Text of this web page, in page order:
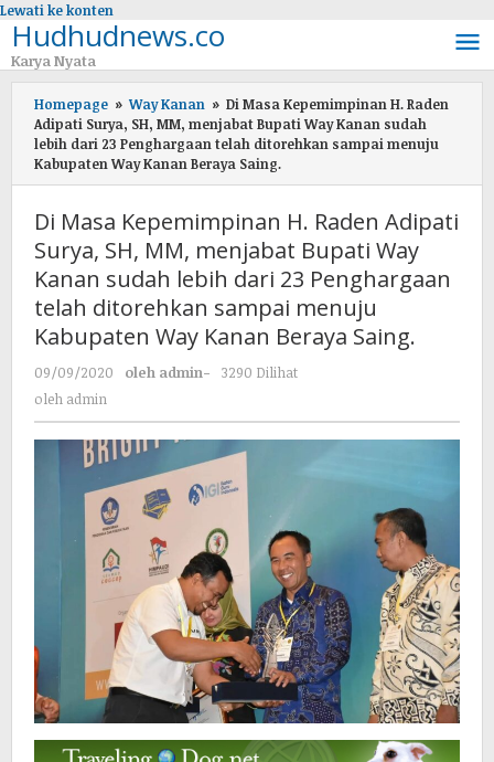
Lewati ke konten
Hudhudnews.co
Karya Nyata
Homepage » Way Kanan » Di Masa Kepemimpinan H. Raden
Adipati Surya, SH, MM, menjabat Bupati Way Kanan sudah
lebih dari 23 Penghargaan telah ditorehkan sampai menuju
Kabupaten Way Kanan Beraya Saing.
Di Masa Kepemimpinan H. Raden Adipati
Surya, SH, MM, menjabat Bupati Way
Kanan sudah lebih dari 23 Penghargaan
telah ditorehkan sampai menuju
Kabupaten Way Kanan Beraya Saing.
09/09/2020 oleh admin-
3290 Dilihat
oleh admin